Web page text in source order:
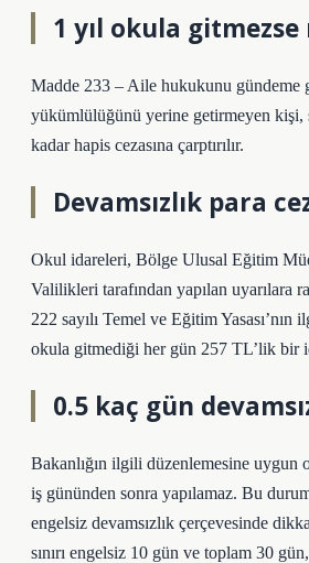
1 yıl okula
Madde 233 – Aile hukukunu gündeme
yükümlülüğünü yerine getirmeyen kişi,
kadar hapis cezasına çarptırılır.
Devamsızlık para
Okul idareleri, Bölge Ulusal Eğitim
Valilikleri tarafından yapılan uyarılara
222 sayılı Temel ve Eğitim Yasası’nın
okula gitmediği her gün 257 TL’lik bir
0.5 kaç gün
Bakanlığın ilgili düzenlemesine uygun
iş gününden sonra yapılamaz. Bu
engelsiz devamsızlık çerçevesinde
sınırı engelsiz 10 gün ve toplam 30